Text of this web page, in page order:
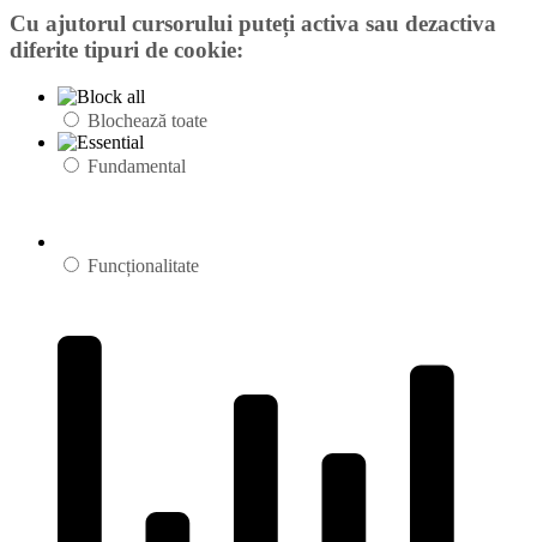
Cu ajutorul cursorului puteți activa sau dezactiva
diferite tipuri de cookie:
Blochează toate
Fundamental
Funcționalitate